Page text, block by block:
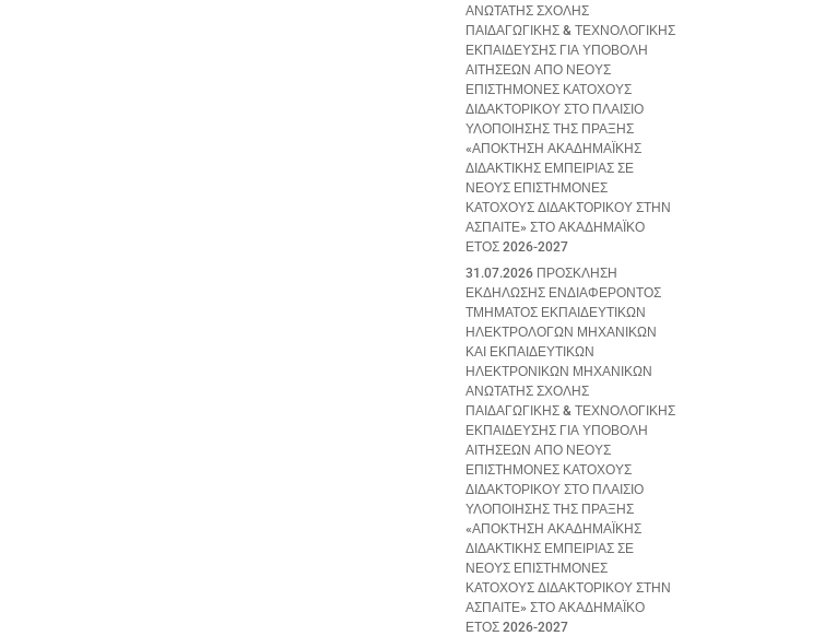
ΑΝΩΤΑΤΗΣ ΣΧΟΛΗΣ
ΠΑΙΔΑΓΩΓΙΚΗΣ & ΤΕΧΝΟΛΟΓΙΚΗΣ
ΕΚΠΑΙΔΕΥΣΗΣ ΓΙΑ ΥΠΟΒΟΛΗ
ΑΙΤΗΣΕΩΝ ΑΠΟ ΝΕΟΥΣ
ΕΠΙΣΤΗΜΟΝΕΣ ΚΑΤΟΧΟΥΣ
ΔΙΔΑΚΤΟΡΙΚΟΥ ΣΤΟ ΠΛΑΙΣΙΟ
ΥΛΟΠΟΙΗΣΗΣ ΤΗΣ ΠΡΑΞΗΣ
«ΑΠΟΚΤΗΣΗ ΑΚΑΔΗΜΑΪΚΗΣ
ΔΙΔΑΚΤΙΚΗΣ ΕΜΠΕΙΡΙΑΣ ΣΕ
ΝΕΟΥΣ ΕΠΙΣΤΗΜΟΝΕΣ
ΚΑΤΟΧΟΥΣ ΔΙΔΑΚΤΟΡΙΚΟΥ ΣΤΗΝ
ΑΣΠΑΙΤΕ» ΣΤΟ ΑΚΑΔΗΜΑΪΚΟ
ΕΤΟΣ 2026-2027
31.07.2026 ΠΡΟΣΚΛΗΣΗ
ΕΚΔΗΛΩΣΗΣ ΕΝΔΙΑΦΕΡΟΝΤΟΣ
ΤΜΗΜΑΤΟΣ ΕΚΠΑΙΔΕΥΤΙΚΩΝ
ΗΛΕΚΤΡΟΛΟΓΩΝ ΜΗΧΑΝΙΚΩΝ
ΚΑΙ ΕΚΠΑΙΔΕΥΤΙΚΩΝ
ΗΛΕΚΤΡΟΝΙΚΩΝ ΜΗΧΑΝΙΚΩΝ
ΑΝΩΤΑΤΗΣ ΣΧΟΛΗΣ
ΠΑΙΔΑΓΩΓΙΚΗΣ & ΤΕΧΝΟΛΟΓΙΚΗΣ
ΕΚΠΑΙΔΕΥΣΗΣ ΓΙΑ ΥΠΟΒΟΛΗ
ΑΙΤΗΣΕΩΝ ΑΠΟ ΝΕΟΥΣ
ΕΠΙΣΤΗΜΟΝΕΣ ΚΑΤΟΧΟΥΣ
ΔΙΔΑΚΤΟΡΙΚΟΥ ΣΤΟ ΠΛΑΙΣΙΟ
ΥΛΟΠΟΙΗΣΗΣ ΤΗΣ ΠΡΑΞΗΣ
«ΑΠΟΚΤΗΣΗ ΑΚΑΔΗΜΑΪΚΗΣ
ΔΙΔΑΚΤΙΚΗΣ ΕΜΠΕΙΡΙΑΣ ΣΕ
ΝΕΟΥΣ ΕΠΙΣΤΗΜΟΝΕΣ
ΚΑΤΟΧΟΥΣ ΔΙΔΑΚΤΟΡΙΚΟΥ ΣΤΗΝ
ΑΣΠΑΙΤΕ» ΣΤΟ ΑΚΑΔΗΜΑΪΚΟ
ΕΤΟΣ 2026-2027